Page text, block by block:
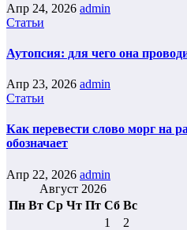
Апр 24, 2026 admin
Статьи
Аутопсия: для чего она
Апр 23, 2026 admin
Статьи
Как перевести слово морг на
обозначает
Апр 22, 2026 admin
Август 2026
Пн Вт Ср Чт Пт Сб Вс
1
2